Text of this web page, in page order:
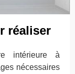
réaliser
intérieure à
nécessaires